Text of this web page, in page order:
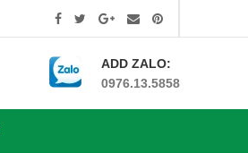
ADD ZALO:
0976.13.5858